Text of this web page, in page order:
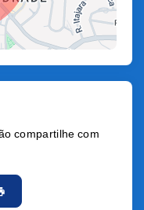
compartilhe com